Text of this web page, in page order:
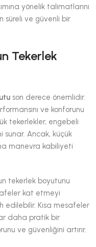
yönelik talimatlarını
süreli ve güvenli bir
Tekerlek
son derece önemlidir.
ve konforunu
tekerlekler, engebeli
Ancak, küçük
manevra kabiliyeti
tekerlek boyutunu
kat etmeyi
edilebilir. Kısa mesafeler
daha pratik bir
ve güvenliğini artırır.